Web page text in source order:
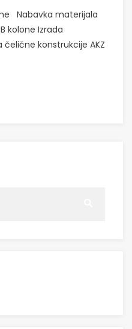
Nabavka materijala
kolone Izrada
konstrukcije AKZ